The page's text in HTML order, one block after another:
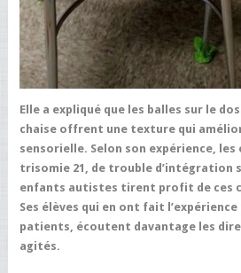
Elle a expliqué que les balles sur le
chaise offrent une texture qui
sensorielle. Selon son expérience,
trisomie 21
, de trouble d’intégration
enfants autistes tirent profit de ces
Ses élèves qui en ont fait
patients écoutent davantageles
agités.